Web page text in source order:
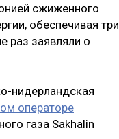
сжиженного
обеспечивая три
раз заявляли о
нидерландская
операторе
газа Sakhalin